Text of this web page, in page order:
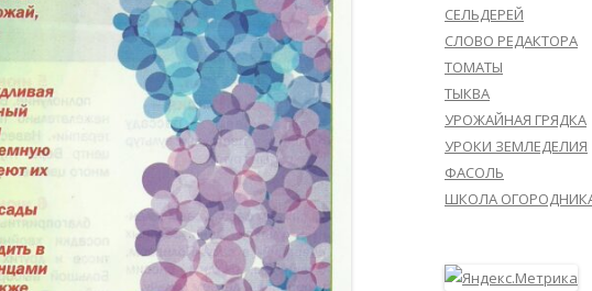
СЕЛЬДЕРЕЙ
СЛОВО РЕДАКТОРА
ТОМАТЫ
ТЫКВА
УРОЖАЙНАЯ ГРЯДКА
УРОКИ ЗЕМЛЕДЕЛИЯ
ФАСОЛЬ
ШКОЛА